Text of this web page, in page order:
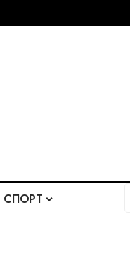
СПОРТ